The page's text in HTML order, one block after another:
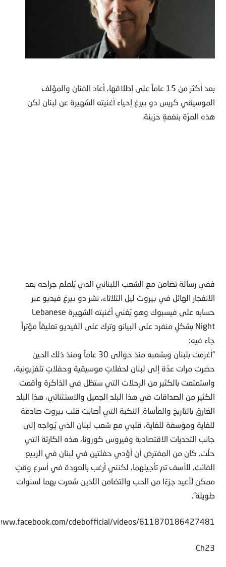
بعد أكثر من 15 عاماً على إطلاقها، أعاد الفنان والمؤلف
الموسيقي كريس دو بيرغ إحياء أغنيته الشهيرة عن لبنان لكن
هذه المرّة بنغمةٍ حزينة.
ففي رسالة تضامن مع الشعب اللبناني الذي يُلملم جراحه بعد
الانفجار الهائل في بيروت ليل الثلاثاء، نشر دو بيرغ فيديو عبر
حسابه على فيسبوك وهو يُغني أغنيته الشهيرة Lebanese
Night بشكلٍ منفرد على البيانو وترك على الفيديو تعليقاً مؤثراً
جاء فيه:
“أغرمت بلبنان وبشعبه منذ حوالى 30 عاماً ومنذ ذلك الحين
حضرت مرات عدّة إلى لبنان لحفلاتٍ موسيقية وحفلاتٍ تلفزيونية،
واستمتعت بالكثير من الرحلات التي ستظل في الذاكرة وأقمت
الكثير من الصداقات في هذا البلد الجميل والاستثنائي، هذا البلد
الغارق بالتاريخ والمأساة. النكبة التي أصابت قلب بيروت صادمة
للغاية ومؤسفة للغاية، قلبي مع شعب لبنان الذي يُواجه إلى
جانب التحديات الاقتصادية وفيروس كورونا، هذه الكارثة التي
حلّت. كان من المفترض أن أؤدي حفلتين في لبنان في الربيع
الفائت، للأسف تم تأجيلهما، لكنني أرغب بالعودة في أسرع وقتٍ
ممكن لأعيد جزءًا من الحب والتضامن اللذين شعرت بهما لسنوات
طويلة”.
cdebofficial/videos/611870186427481/
Ch23